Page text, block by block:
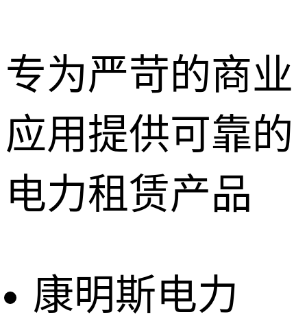
专为严苛的商业
应用提供可靠的
电力租赁产品
康明斯电力
深圳租赁服
惠州租赁服
务
东莞租赁服